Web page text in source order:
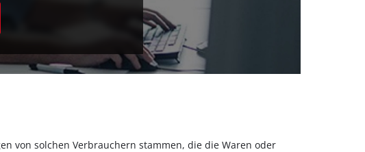
von solchen Verbrauchern stammen, die die Waren oder